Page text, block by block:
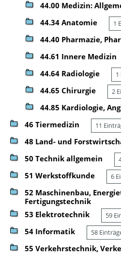
44.00 Medizin:
44.34 Anatomie 1
44.40 Pharmazie,
44.61 Innere Medizin
44.64 Radiologie 1
44.65 Chirurgie 2
44.85 Kardiologie,
46 Tiermedizin 11
48 Land- und
50 Technik allgemein
51 Werkstoffkunde 6
52 Maschinenbau,
Fertigungstechnik
53 Elektrotechnik 59
54 Informatik 58
55 Verkehrstechnik,